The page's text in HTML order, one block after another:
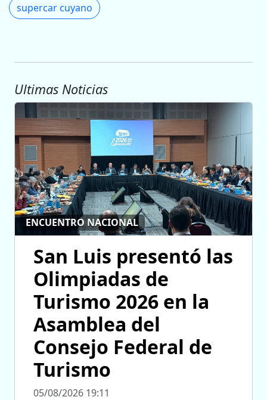
supercar cuyano
Ultimas Noticias
ENCUENTRO NACIONAL
San Luis presentó las
Olimpiadas de
Turismo 2026 en la
Asamblea del
Consejo Federal de
Turismo
05/08/2026 19:11